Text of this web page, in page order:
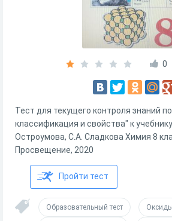
0
Тест для текущего контроля знаний
классификация и свойства" к
Остроумова, С.А. Сладкова Химия 8
Просвещение, 2020
Пройти тест
Образовательный тест Оксиды